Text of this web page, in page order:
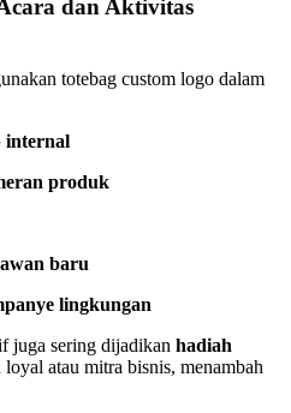
dan Aktivitas
totebag custom logo dalam
internal
produk
baru
lingkungan
juga sering dijadikan hadiah
atau mitra bisnis, menambah